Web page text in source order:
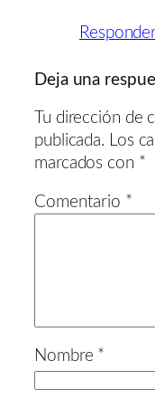
Deja una
Tu dirección
publicada.
Los
marcados con *
Comentario *
Nombre *